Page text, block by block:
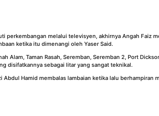
perkembangan melalui televisyen, akhirnya Angah Faiz
ketika itu dimenangi oleh Yaser Said.
Taman Rasah, Seremban, Seremban 2, Port
disifatkannya sebagai litar yang sangat teknikal.
Hamid membalas lambaian ketika lalu berhampiran